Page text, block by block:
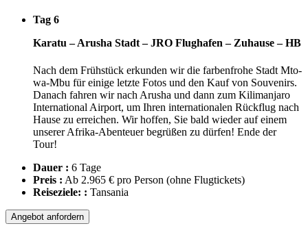
Tag 6
Karatu – Arusha Stadt – JRO Flughafen – Zuhause – HB
Nach dem Frühstück erkunden wir die farbenfrohe Stadt Mto-
wa-Mbu für einige letzte Fotos und den Kauf von Souvenirs.
Danach fahren wir nach Arusha und dann zum Kilimanjaro
International Airport, um Ihren internationalen Rückflug nach
Hause zu erreichen. Wir hoffen, Sie bald wieder auf einem
unserer Afrika-Abenteuer begrüßen zu dürfen! Ende der
Tour!
Dauer : 6 Tage
Preis : Ab 2.965 € pro Person (ohne Flugtickets)
Reiseziele: : Tansania
Angebot anfordern